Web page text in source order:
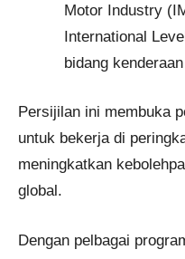
Motor Industry
International
bidang
Persijilan ini membuka
untuk bekerja di
meningkatkan
global.
Dengan pelbagai